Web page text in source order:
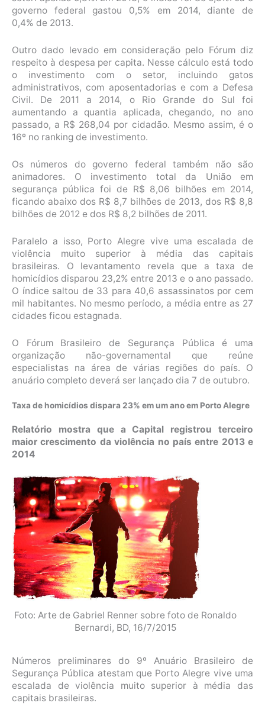
governo federal gastou 0,5% em 2014, diante de
0,4% de 2013.
Outro dado levado em consideração pelo Fórum diz
respeito à despesa per capita. Nesse cálculo está todo
o investimento com o setor, incluindo gatos
administrativos, com aposentadorias e com a Defesa
Civil. De 2011 a 2014, o Rio Grande do Sul foi
aumentando a quantia aplicada, chegando, no ano
passado, a R$ 268,04 por cidadão. Mesmo assim, é o
16º no ranking de investimento.
Os números do governo federal também não são
animadores. O investimento total da União em
segurança pública foi de R$ 8,06 bilhões em 2014,
ficando abaixo dos R$ 8,7 bilhões de 2013, dos R$ 8,8
bilhões de 2012 e dos R$ 8,2 bilhões de 2011.
Paralelo a isso, Porto Alegre vive uma escalada de
violência muito superior à média das capitais
brasileiras. O levantamento revela que a taxa de
homicídios disparou 23,2% entre 2013 e o ano passado.
O índice saltou de 33 para 40,6 assassinatos por cem
mil habitantes. No mesmo período, a média entre as 27
cidades ficou estagnada.
O Fórum Brasileiro de Segurança Pública é uma
organização não-governamental que reúne
especialistas na área de várias regiões do país. O
anuário completo deverá ser lançado dia 7 de outubro.
Taxa de homicídios dispara 23% em um ano em Porto Alegre
Relatório mostra que a Capital registrou terceiro
maior crescimento da violência no país entre 2013 e
2014
Foto: Arte de Gabriel Renner sobre foto de Ronaldo
Bernardi, BD, 16/7/2015
Números preliminares do 9º Anuário Brasileiro de
Segurança Pública atestam que Porto Alegre vive uma
escalada de violência muito superior à média das
capitais brasileiras.